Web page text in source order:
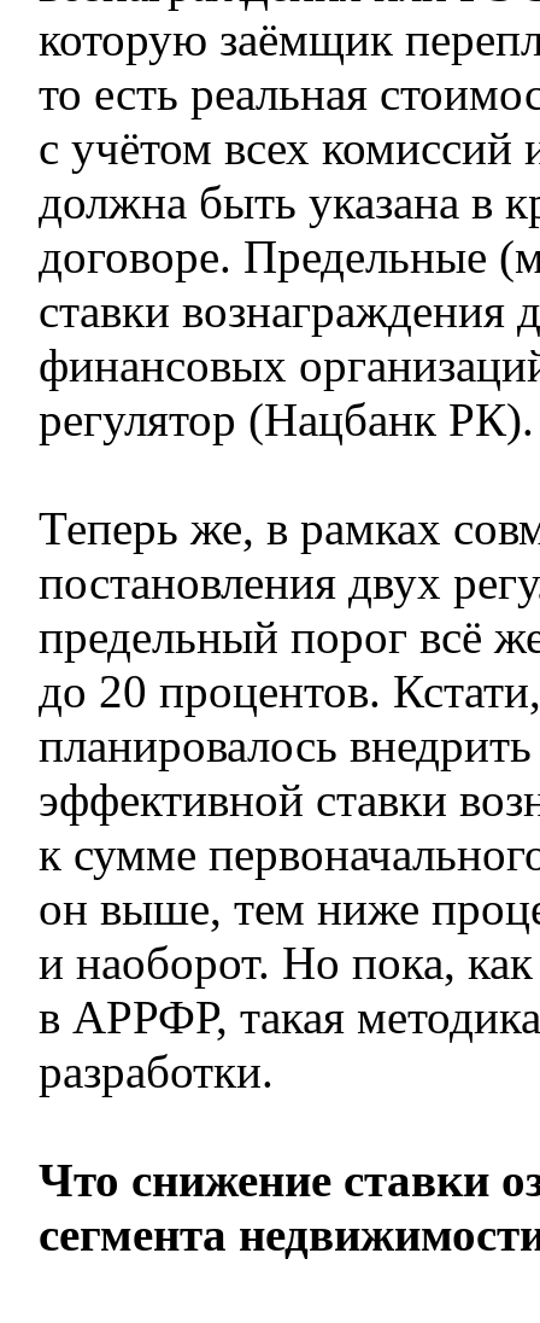
которую заёмщик
то есть реальная
с учётом всех
должна быть указана в
договоре. Предельные
ставки вознаграждения
финансовых
регулятор (Нацбанк РК).
Теперь же, в рамках
постановления двух
предельный порог всё
до 20 процентов.
планировалось
эффективной ставки
к сумме
он выше, тем ниже
и наоборот. Но пока,
в АРРФР, такая
разработки.
Что снижение ставки
сегмента